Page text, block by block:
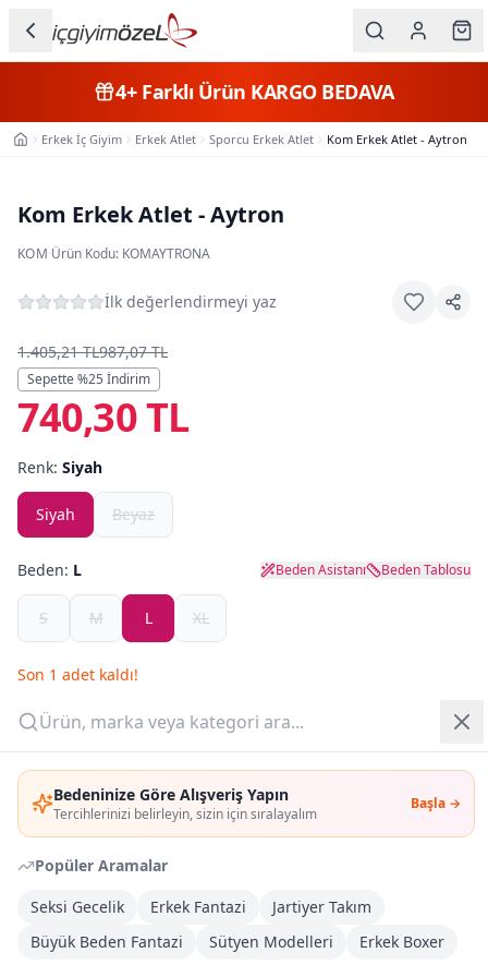
Bedeninize Göre Alışveriş Yapın
Tercihlerinizi belirleyin, sizin için sıralayalım
Başla →
Popüler Aramalar
Seksi Gecelik
Erkek Fantazi
Jartiyer Takım
Büyük Beden Fantazi
Sütyen Modelleri Erkek Boxer
Kategorileri
Erkek
Çocuk
Fantazi
Büyük
Beden
Markalar
Plaj & Mayo
Yazlık Pijama
Yeni Gelenler
OUTLET
Giriş Yap
Üye Ol
4+Farklı Ürün KARGO BEDAVA
Ana SayfaErkek İç Giyim Erkek Atlet Sporcu Erkek Atlet Kom Erkek Atlet - Aytron
Kom Erkek Atlet - Aytron
KOM·Ürün Kodu: KOMAYTRONA
İlk değerlendirmeyi yaz
1.405,21 TL987,07 TL
Sepette %25 İndirim
740,30 TL
Renk: Siyah
Siyah Beyaz
Beden: L Beden Asistanı Beden Tablosu
S M L XL
Son 1 adet kaldı!
Adet:
Sepete Ekle
Kargoya Teslim
Bayram tatili sonrasında kargolanacaktır